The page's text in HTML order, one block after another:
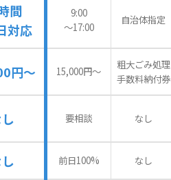
間
対応
9:00
〜17:00
自治体指定
円～ 15,000円〜
粗大ごみ処理
手数料納付券
要相談 なし
前日100% なし